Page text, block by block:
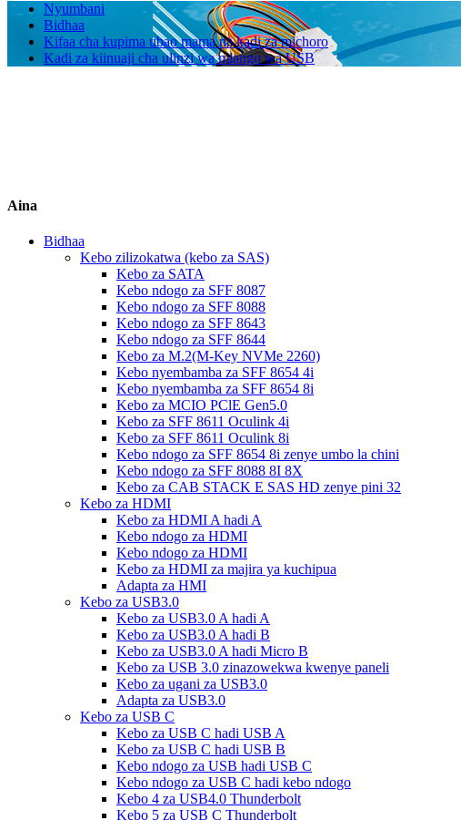
Nyumbani
Bidhaa
Kifaa cha kupima ubao mama na kadi za michoro
Kadi za kiinuaji cha ulinzi wa mlango wa USB
Aina
Bidhaa
Kebo zilizokatwa (kebo za SAS)
Kebo za SATA
Kebo ndogo za SFF 8087
Kebo ndogo za SFF 8088
Kebo ndogo za SFF 8643
Kebo ndogo za SFF 8644
Kebo za M.2(M-Key NVMe 2260)
Kebo nyembamba za SFF 8654 4i
Kebo nyembamba za SFF 8654 8i
Kebo za MCIO PClE Gen5.0
Kebo za SFF 8611 Oculink 4i
Kebo za SFF 8611 Oculink 8i
Kebo ndogo za SFF 8654 8i zenye umbo la chini
Kebo ndogo za SFF 8088 8I 8X
Kebo za CAB STACK E SAS HD zenye pini 32
Kebo za HDMI
Kebo za HDMI A hadi A
Kebo ndogo za HDMI
Kebo ndogo za HDMI
Kebo za HDMI za majira ya kuchipua
Adapta za HMI
Kebo za USB3.0
Kebo za USB3.0 A hadi A
Kebo za USB3.0 A hadi B
Kebo za USB3.0 A hadi Micro B
Kebo za USB 3.0 zinazowekwa kwenye paneli
Kebo za ugani za USB3.0
Adapta za USB3.0
Kebo za USB C
Kebo za USB C hadi USB A
Kebo za USB C hadi USB B
Kebo ndogo za USB hadi USB C
Kebo ndogo za USB C hadi kebo ndogo
Kebo 4 za USB4.0 Thunderbolt
Kebo 5 za USB C Thunderbolt